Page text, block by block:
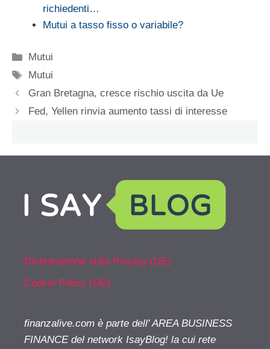
richiedenti…
Mutui a tasso fisso o variabile?
Categorie
Mutui
Tag
Mutui
Gran Bretagna, cresce rischio uscita da Ue
Fed, Yellen rinvia aumento tassi di interesse
Dichiarazione sulla Privacy (UE)
Cookie Policy (UE)
finanzalive.com è parte dell' AREA BUSINESS
FINANCE del network IsayBlog! la cui rete